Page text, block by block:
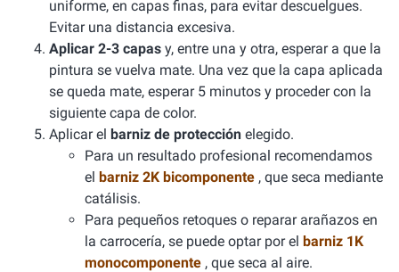
uniforme, en capas finas, para evitar descuelgues.
Evitar una distancia excesiva.
Aplicar 2-3 capas y, entre una y otra, esperar a que la
pintura se vuelva mate. Una vez que la capa aplicada
se queda mate, esperar 5 minutos y proceder con la
siguiente capa de color.
Aplicar el barniz de protección elegido.
Para un resultado profesional recomendamos
el barniz 2K bicomponente , que seca mediante
catálisis.
Para pequeños retoques o reparar arañazos en
la carrocería, se puede optar por el barniz 1K
monocomponente , que seca al aire.